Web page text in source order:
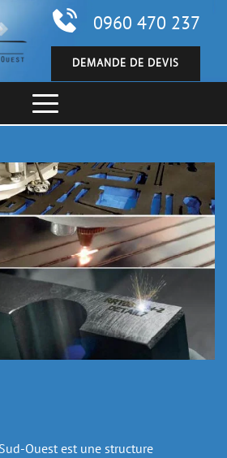
0960 470 237
DEMANDE DE DEVIS
Ouest est une structure